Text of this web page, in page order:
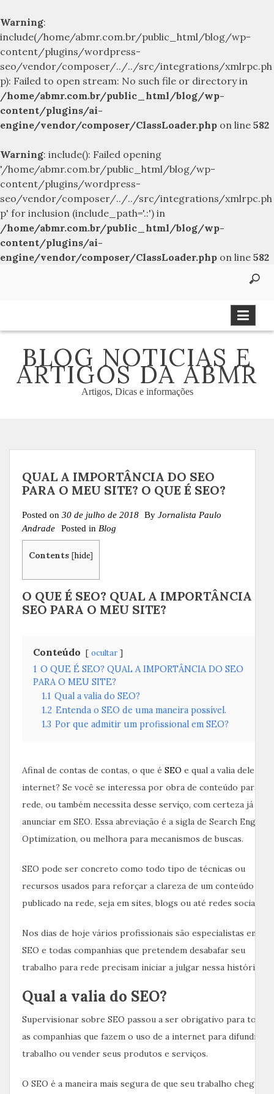
Warning:
include(/home/abmr.com.br/public_html/blog/wp-
content/plugins/wordpress-
seo/vendor/composer/../../src/integrations/xmlrpc.ph
p): Failed to open stream: No such file or directory in
/home/abmr.com.br/public_html/blog/wp-
content/plugins/ai-
engine/vendor/composer/ClassLoader.php on line 582
Warning: include(): Failed opening
'/home/abmr.com.br/public_html/blog/wp-
content/plugins/wordpress-
seo/vendor/composer/../../src/integrations/xmlrpc.ph
p' for inclusion (include_path='.:') in
/home/abmr.com.br/public_html/blog/wp-
content/plugins/ai-
engine/vendor/composer/ClassLoader.php on line 582
BLOG NOTICIAS E
ARTIGOS DA ABMR
Artigos, Dicas e informações
QUAL A IMPORTÂNCIA DO SEO
PARA O MEU SITE? O QUE É SEO?
Posted on 30 de julho de 2018 By Jornalista Paulo
Andrade
Posted in Blog
Contents [hide]
O QUE É SEO? QUAL A IMPORTÂNCIA DO
SEO PARA O MEU SITE?
Conteúdo ocultar
1 O QUE É SEO? QUAL A IMPORTÂNCIA DO SEO
PARA O MEU SITE?
1.1 Qual a valia do SEO?
1.2 Entenda o SEO de uma maneira possível.
1.3 Por que admitir um profissional em SEO?
Afinal de contas de contas, o que é SEO e qual a valia dele na
internet? Se você se interessa por obra de conteúdo para a
rede, ou também necessita desse serviço, com certeza já
anunciar em SEO. Essa abreviação é a sigla de Search Engine
Optimization, ou melhora para mecanismos de buscas.
SEO pode ser concreto como todo tipo de técnicas ou
recursos usados para reforçar a clareza de um conteúdo
publicado na rede, seja em sites, blogs ou até redes sociais.
Nos dias de hoje vários profissionais são especialistas em
SEO e todas companhias que pretendem desabafar seu
trabalho para rede precisam iniciar a julgar nessa história.
Qual a valia do SEO?
Supervisionar sobre SEO passou a ser obrigativo para todas
as companhias que fazem o uso de a internet para difundir
trabalho ou vender seus produtos e serviços.
O SEO é a maneira mais segura de que seu trabalho chegue